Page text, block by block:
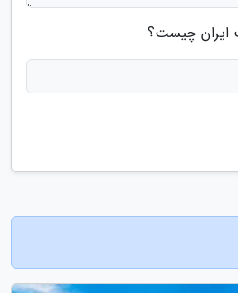
ایران چیست؟